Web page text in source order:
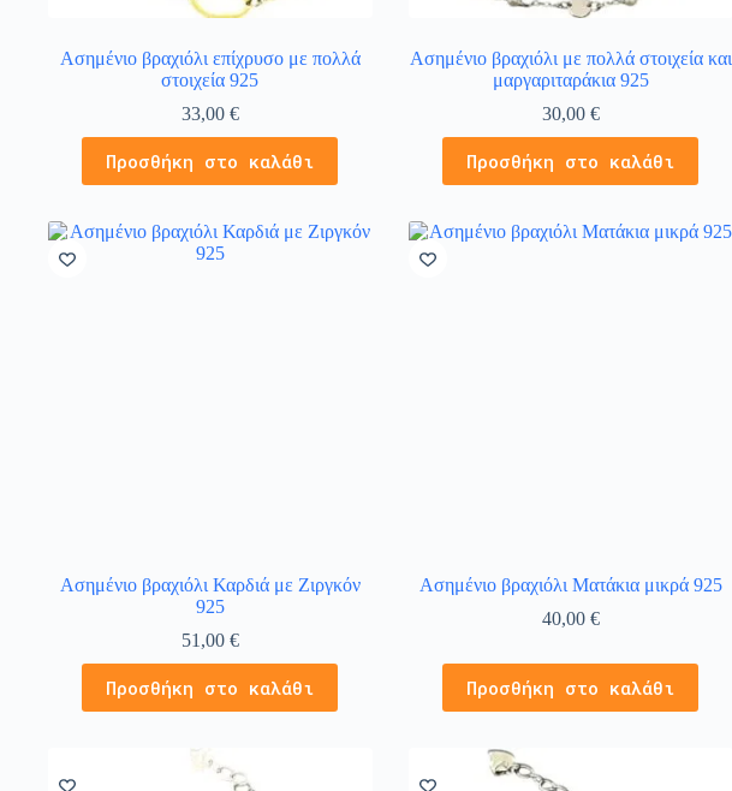
Ασημένιο βραχιόλι επίχρυσο με πολλά
στοιχεία 925
33,00 €
Προσθήκη στο καλάθι
Ασημένιο βραχιόλι με πολλά στοιχεία και
μαργαριταράκια 925
30,00 €
Προσθήκη στο καλάθι
Ασημένιο βραχιόλι Καρδιά με Ζιργκόν
925
51,00 €
Προσθήκη στο καλάθι
Ασημένιο βραχιόλι Ματάκια μικρά 925
40,00 €
Προσθήκη στο καλάθι